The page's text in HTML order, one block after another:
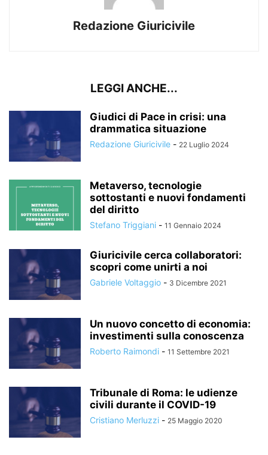
Redazione Giuricivile
LEGGI ANCHE...
Giudici di Pace in crisi: una
drammatica situazione
Redazione Giuricivile - 22 Luglio 2024
Metaverso, tecnologie
sottostanti e nuovi fondamenti
del diritto
Stefano Triggiani - 11 Gennaio 2024
Giuricivile cerca collaboratori:
scopri come unirti a noi
Gabriele Voltaggio - 3 Dicembre 2021
Un nuovo concetto di economia:
investimenti sulla conoscenza
Roberto Raimondi - 11 Settembre 2021
Tribunale di Roma: le udienze
civili durante il COVID-19
Cristiano Merluzzi - 25 Maggio 2020